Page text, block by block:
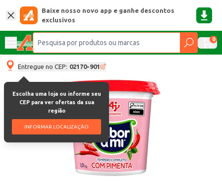
Baixe nosso novo app e ganhe descontos
exclusivos
0
Entregue no CEP: 02170-901
Escolha uma loja ou informe seu
CEP para ver ofertas da sua
região
INFORMAR LOCALIZAÇÃO